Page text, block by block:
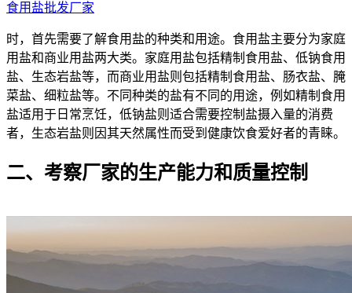
食用盐批发厂家
时，首先需要了解食用盐的种类和用途。食用盐主要分为家庭
用盐和商业用盐两大类。家庭用盐包括精制食用盐、低钠食用
盐、生态岩盐等，而商业用盐则包括精制食用盐、肠衣盐、腌
菜盐、细粒盐等。不同种类的盐有不同的用途，例如精制食用
盐适用于日常烹饪，低钠盐则适合需要控制盐摄入量的消费
者，生态岩盐则因其天然属性而受到健康饮食爱好者的青睐。
二、考察厂家的生产能力和质量控制